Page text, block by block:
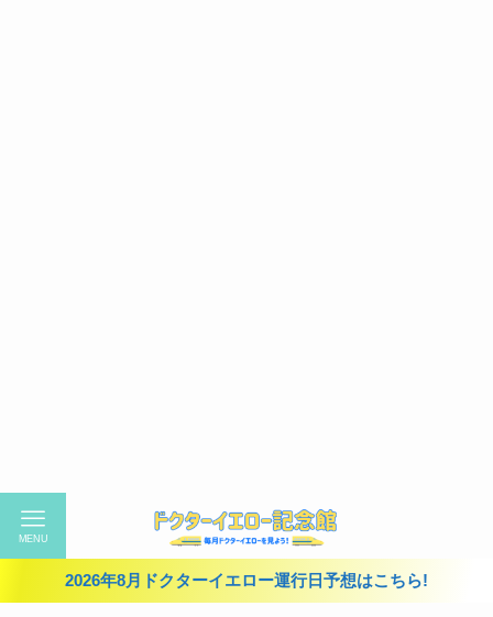
MENU
2026年8月ドクターイエロー運行日予想はこちら!